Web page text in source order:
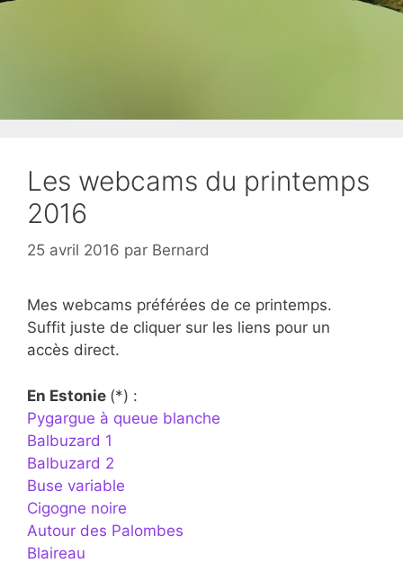
Les webcams du printemps
2016
25 avril 2016 par Bernard
Mes webcams préférées de ce printemps.
Suffit juste de cliquer sur les liens pour un
accès direct.
En Estonie (*) :
Pygargue à queue blanche
Balbuzard 1
Balbuzard 2
Buse variable
Cigogne noire
Autour des Palombes
Blaireau